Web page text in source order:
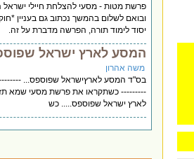
פרשת מטות - מסעי להצלחת חיילי
ובואם לשלום בהמשך נכתוב גם בעניין
יסוד לימוד תורה, הפרשה מדברת על זה.
המסע לארץ ישראל
משה אהרון
בס"ד המסע לארץישראל שפוספס...
--------- כשתקראו את פרשת מסעי שמא
לארץ ישראל שפוספס..... כש